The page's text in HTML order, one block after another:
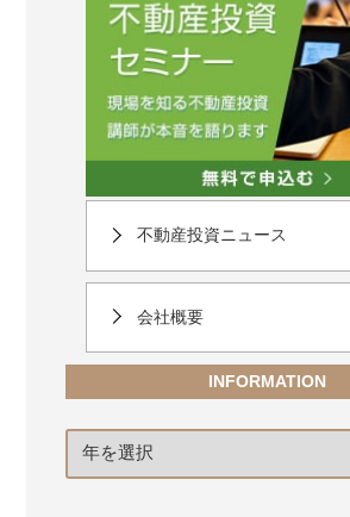
不動産投資ニュース
会社概要
INFORMATION
ア
カ